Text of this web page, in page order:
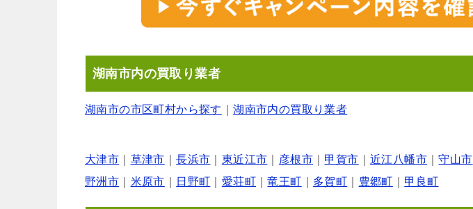
湖南市内の買取り業者
湖南市の市区町村から探す ｜湖南市内の買取り業者
大津市 草津市 ｜長浜市 東近江市 彦根市 甲賀市 ｜近江八幡市 ｜守山市
野洲市
米原市 日野町 愛荘町 ｜竜王町 多賀町 豊郷町 甲良町